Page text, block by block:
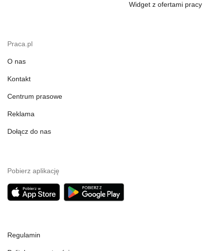
Widget z ofertami pracy
Praca.pl
O nas
Kontakt
Centrum prasowe
Reklama
Dołącz do nas
Pobierz aplikację
Regulamin